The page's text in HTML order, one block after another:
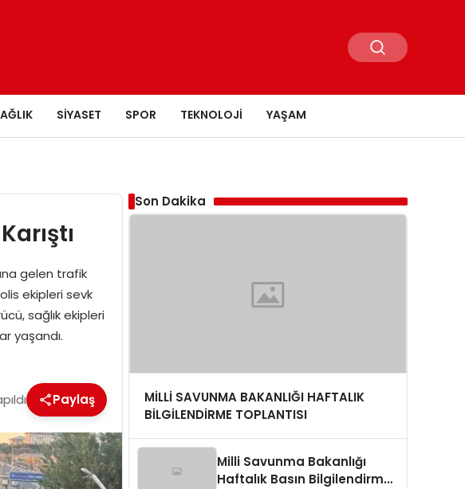
SIYASET SPOR TEKNOLOJI YAŞAM
gelen trafik
ekipleri sevk
sağlık ekipleri
yaşandı.
Paylaş
Son Dakika
MİLLİ SAVUNMA BAKANLIĞI HAFTALIK
BİLGİLENDİRME TOPLANTISI
Milli Savunma Bakanlığı
Haftalık Basın Bilgilendirme